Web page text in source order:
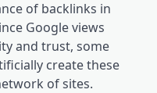
of backlinks in
Google views
and trust, some
create these
of sites.